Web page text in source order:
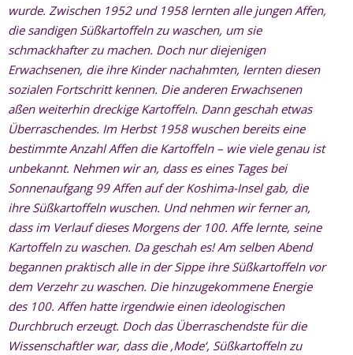
wurde. Zwischen 1952 und 1958 lernten alle jungen Affen,
die sandigen Süßkartoffeln zu waschen, um sie
schmackhafter zu machen. Doch nur diejenigen
Erwachsenen, die ihre Kinder nachahmten, lernten diesen
sozialen Fortschritt kennen. Die anderen Erwachsenen
aßen weiterhin dreckige Kartoffeln. Dann geschah etwas
Überraschendes. Im Herbst 1958 wuschen bereits eine
bestimmte Anzahl Affen die Kartoffeln – wie viele genau ist
unbekannt. Nehmen wir an, dass es eines Tages bei
Sonnenaufgang 99 Affen auf der Koshima-Insel gab, die
ihre Süßkartoffeln wuschen. Und nehmen wir ferner an,
dass im Verlauf dieses Morgens der 100. Affe lernte, seine
Kartoffeln zu waschen. Da geschah es! Am selben Abend
begannen praktisch alle in der Sippe ihre Süßkartoffeln vor
dem Verzehr zu waschen. Die hinzugekommene Energie
des 100. Affen hatte irgendwie einen ideologischen
Durchbruch erzeugt. Doch das Überraschendste für die
Wissenschaftler war, dass die ,Mode‘, Süßkartoffeln zu